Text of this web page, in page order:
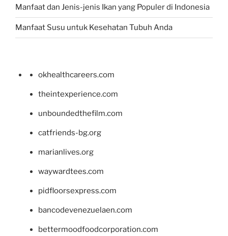
Manfaat dan Jenis-jenis Ikan yang Populer di Indonesia
Manfaat Susu untuk Kesehatan Tubuh Anda
okhealthcareers.com
theintexperience.com
unboundedthefilm.com
catfriends-bg.org
marianlives.org
waywardtees.com
pidfloorsexpress.com
bancodevenezuelaen.com
bettermoodfoodcorporation.com